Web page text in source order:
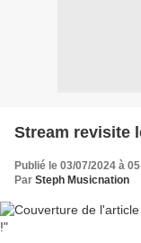
Stream revisite
Publié le 03/07/2024 à
Par Steph Musicnation